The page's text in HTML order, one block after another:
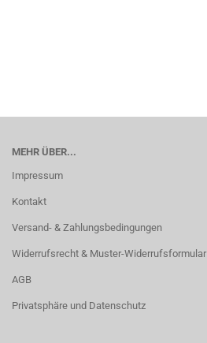
MEHR ÜBER...
Impressum
Kontakt
Versand- & Zahlungsbedingungen
Widerrufsrecht & Muster-Widerrufsformular
AGB
Privatsphäre und Datenschutz